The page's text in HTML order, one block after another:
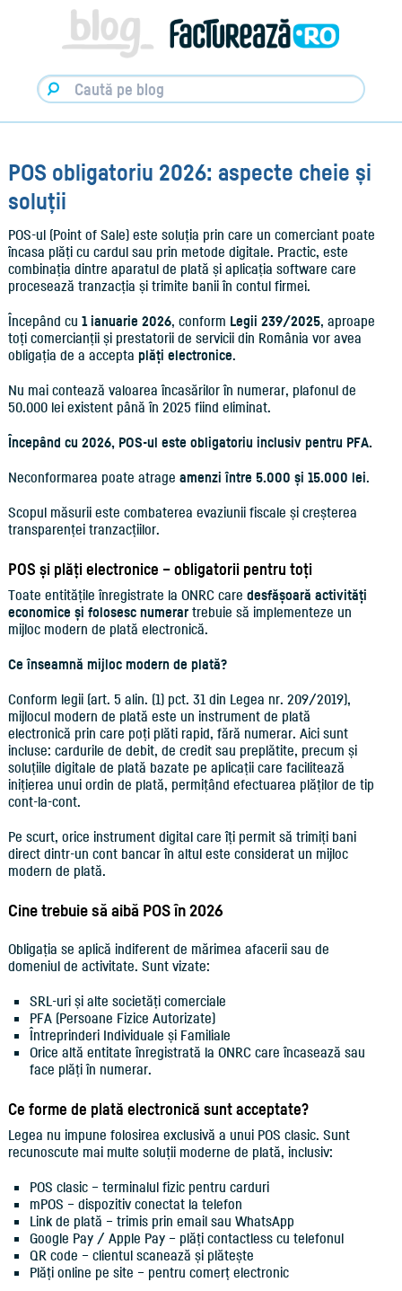
Factureaza.ro
POS obligatoriu 2026: aspecte cheie și
soluții
POS-ul (Point of Sale) este soluția prin care un comerciant poate
încasa plăți cu cardul sau prin metode digitale. Practic, este
combinația dintre aparatul de plată și aplicația software care
procesează tranzacția și trimite banii în contul firmei.
Începând cu 1 ianuarie 2026, conform Legii 239/2025, aproape
toți comercianții și prestatorii de servicii din România vor avea
obligația de a accepta plăți electronice.
Nu mai contează valoarea încasărilor în numerar, plafonul de
50.000 lei existent până în 2025 fiind eliminat.
Începând cu 2026, POS-ul este obligatoriu inclusiv pentru PFA.
Neconformarea poate atrage amenzi între 5.000 și 15.000 lei.
Scopul măsurii este combaterea evaziunii fiscale și creșterea
transparenței tranzacțiilor.
POS și plăți electronice – obligatorii pentru toți
Toate entitățile înregistrate la ONRC care desfășoară activități
economice și folosesc numerartrebuie să implementeze un
mijloc modern de plată electronică.
Ce înseamnă mijloc modern de plată?
Conform legii (art. 5 alin. (1) pct. 31 din Legea nr. 209/2019),
mijlocul modern de plată este un instrument de plată
electronică prin care poți plăti rapid, fără numerar. Aici sunt
incluse: cardurile de debit, de credit sau preplătite, precum și
soluțiile digitale de plată bazate pe aplicații care facilitează
inițierea unui ordin de plată, permițând efectuarea plăților de tip
cont-la-cont.
Pe scurt, orice instrument digital care îți permit să trimiți bani
direct dintr-un cont bancar în altul este considerat un mijloc
modern de plată.
Cine trebuie să aibă POS în 2026
Obligația se aplică indiferent de mărimea afacerii sau de
domeniul de activitate. Sunt vizate:
SRL-uri și alte societăți comerciale
PFA (Persoane Fizice Autorizate)
Întreprinderi Individuale și Familiale
Orice altă entitate înregistrată la ONRC care încasează sau
face plăți în numerar.
Ce forme de plată electronică sunt acceptate?
Legea nu impune folosirea exclusivă a unui POS clasic. Sunt
recunoscute mai multe soluții moderne de plată, inclusiv:
POS clasic – terminalul fizic pentru carduri
mPOS – dispozitiv conectat la telefon
Link de plată – trimis prin email sau WhatsApp
Google Pay / Apple Pay – plăți contactless cu telefonul
QR code – clientul scanează și plătește
Plăți online pe site – pentru comerț electronic